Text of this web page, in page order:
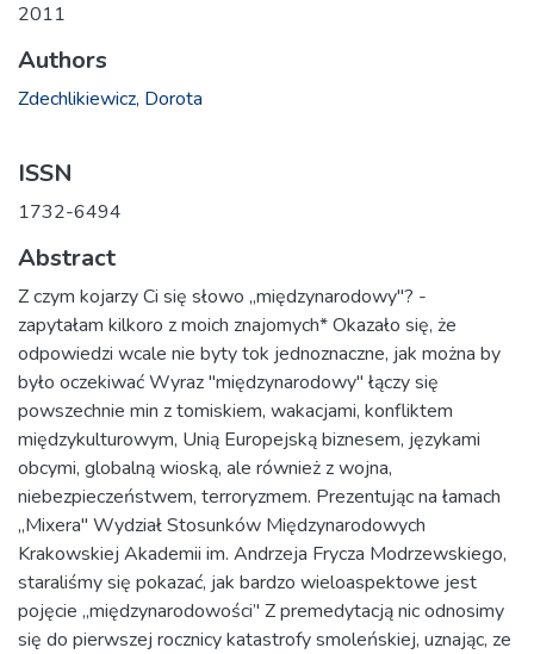
2011
Authors
Zdechlikiewicz, Dorota
ISSN
1732-6494
Abstract
Z czym kojarzy Ci się słowo „międzynarodowy"? -
zapytałam kilkoro z moich znajomych* Okazało się, że
odpowiedzi wcale nie byty tok jednoznaczne, jak można by
było oczekiwać Wyraz "międzynarodowy" łączy się
powszechnie min z tomiskiem, wakacjami, konfliktem
międzykulturowym, Unią Europejską biznesem, językami
obcymi, globalną wioską, ale również z wojna,
niebezpieczeństwem, terroryzmem. Prezentując na łamach
„Mixera" Wydział Stosunków Międzynarodowych
Krakowskiej Akademii im. Andrzeja Frycza Modrzewskiego,
staraliśmy się pokazać, jak bardzo wieloaspektowe jest
pojęcie „międzynarodowości’' Z premedytacją nic odnosimy
się do pierwszej rocznicy katastrofy smoleńskiej, uznając, ze